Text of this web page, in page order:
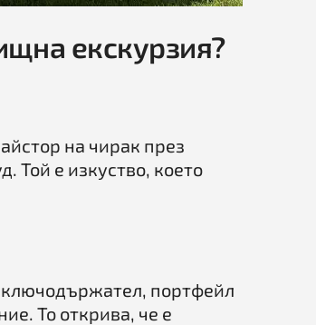
екскурзия?
на чирак през
Той е изкуство, което
ключодържател, портфейл
То открива, че е